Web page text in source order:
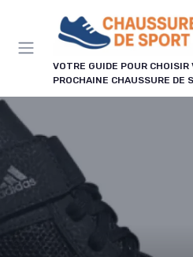
VOTRE GUIDE POUR CHOISIR
PROCHAINE CHAUSSURE DE